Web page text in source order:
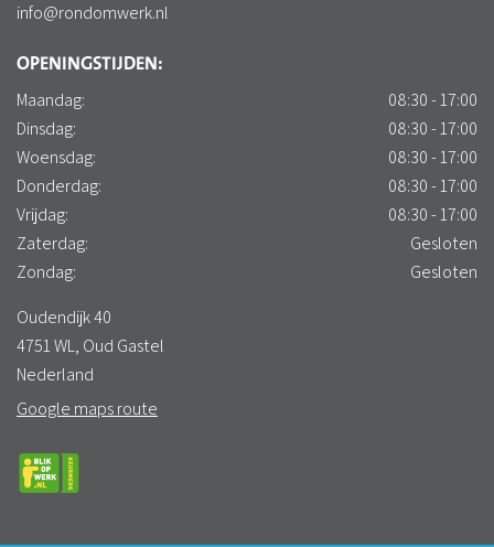
info@rondomwerk.nl
OPENINGSTIJDEN:
Maandag:
08:30 - 17:00
Dinsdag:
08:30 - 17:00
Woensdag:
08:30 - 17:00
Donderdag:
08:30 - 17:00
Vrijdag:
08:30 - 17:00
Zaterdag:
Gesloten
Zondag:
Gesloten
Oudendijk 40
4751 WL, Oud Gastel
Nederland
Google maps route